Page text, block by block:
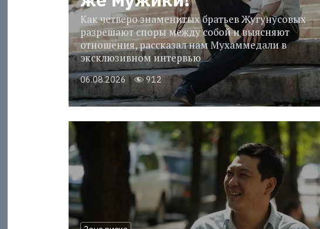
Как четверо знаменитых братьев Жугунусовых
разрешают споры между собой и выясняют
отношения, рассказал нам Мухаммедали в
эксклюзивном интервью
06.08.2026 912